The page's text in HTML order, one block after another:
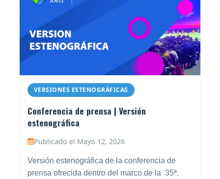
VERSIONES ESTENOGRÁFICAS
Conferencia de prensa | Versión
estenográfica
Publicado el Mayo 12, 2026
Versión estenográfica de la conferencia de
prensa ofrecida dentro del marco de la 35ª.